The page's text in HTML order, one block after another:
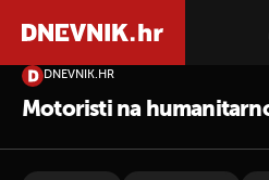
DNEVNIK.HR
Motoristi na
PRETRAŽITE VIJESTI